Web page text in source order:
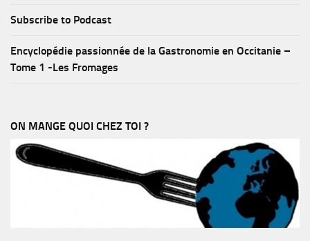
Subscribe to Podcast
Encyclopédie passionnée de la Gastronomie en Occitanie –
Tome 1 -Les Fromages
ON MANGE QUOI CHEZ TOI ?